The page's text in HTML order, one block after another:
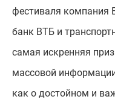
фестиваля компания
банк ВТБ и
самая искренняя
массовой
как о достойном и